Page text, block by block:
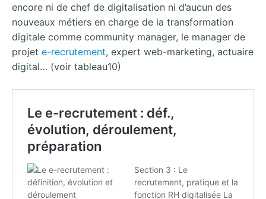
encore ni de chef de digitalisation ni d’aucun des
nouveaux métiers en charge de la transformation
digitale comme community manager, le manager de
projet e-recrutement, expert web-marketing, actuaire
digital… (voir tableau10)